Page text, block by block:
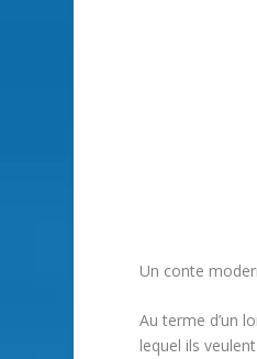
Un conte
Au terme d’un
lequel ils